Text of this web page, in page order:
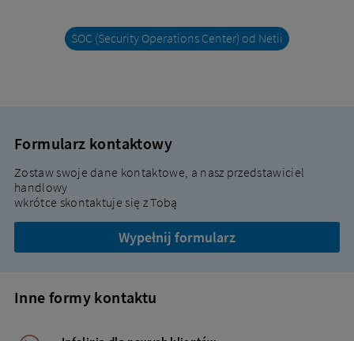
SOC (Security Operations Center) od Netii
Formularz kontaktowy
Zostaw swoje dane kontaktowe, a nasz przedstawiciel
handlowy
wkrótce skontaktuje się z Tobą
Wypełnij formularz
Inne formy kontaktu